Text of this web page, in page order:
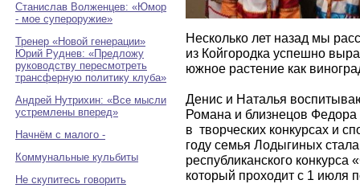
Станислав Волженцев: «Юмор
- мое супероружие»
Тренер «Новой генерации»
Юрий Руднев: «Предложу
руководству пересмотреть
трансферную политику клуба»
Андрей Нутрихин: «Все мысли
устремлены вперед»
Начнём с малого -
Коммунальные кульбиты
Не скупитесь говорить
Несколько лет назад мы
из Койгородка успешно
южное растение как
Денис и Наталья
Романа и близнецов Федора
в творческих конкурсах и
году семья Лодыгиных
республиканского
который проходит с 1 июля